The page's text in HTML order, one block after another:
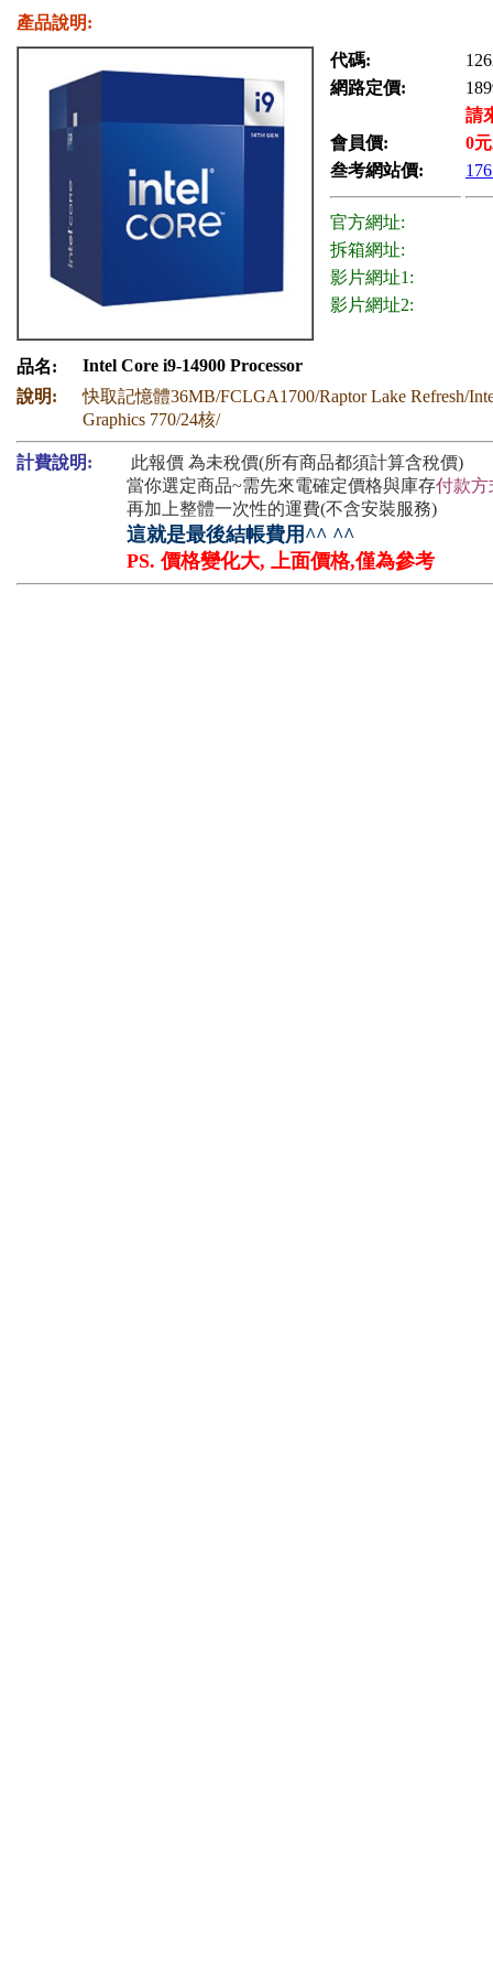
產品說明:
代碼:
網路定價:
請
會員價:
0
叁考網站價:
官方網址:
拆箱網址:
影片網址1:
影片網址2:
品名:
Intel Core i9-14900 Processor
說明:
快取記憶體36MB/FCLGA1700/Raptor Lake Refresh/
Graphics 770/24核/
計費說明:
此報價 為未稅價(所有商品都須計算含稅價)
當你選定商品~需先來電確定價格與庫存付款方
再加上整體一次性的運費(不含安裝服務)
這就是最後結帳費用^^ ^^
PS. 價格變化大, 上面價格,僅為參考